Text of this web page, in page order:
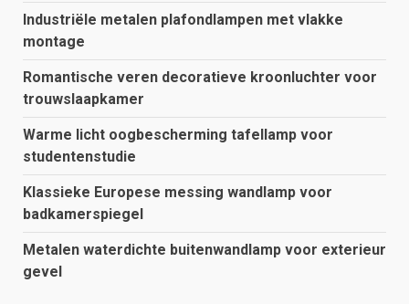
Industriële metalen plafondlampen met vlakke
montage
Romantische veren decoratieve kroonluchter voor
trouwslaapkamer
Warme licht oogbescherming tafellamp voor
studentenstudie
Klassieke Europese messing wandlamp voor
badkamerspiegel
Metalen waterdichte buitenwandlamp voor exterieur
gevel